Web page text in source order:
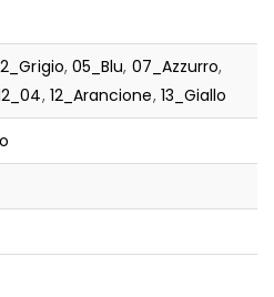
, 05_Blu, 07_Azzurro,
, 12_Arancione, 13_Giallo